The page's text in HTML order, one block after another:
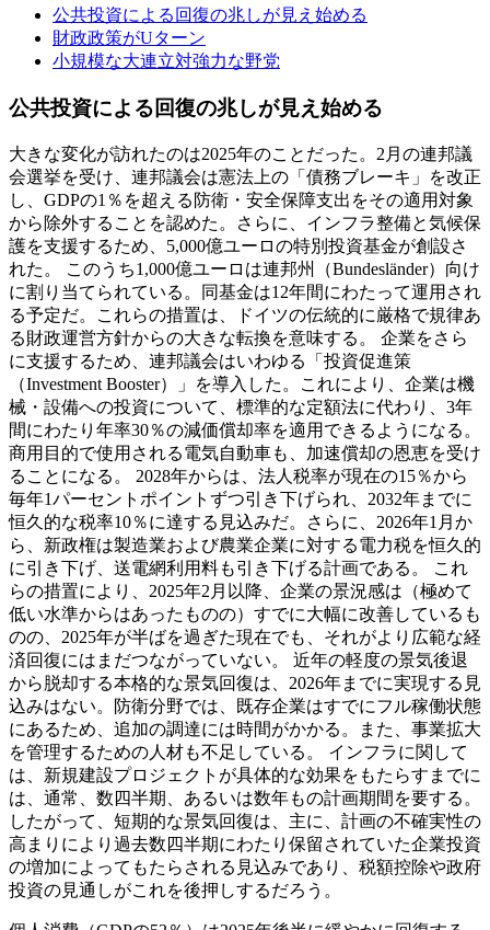
公共投資による回復の兆しが見え始める
財政政策がUターン
小規模な大連立対強力な野党
公共投資による回復の兆しが見え始める
大きな変化が訪れたのは2025年のことだった。2月の連邦議
会選挙を受け、連邦議会は憲法上の「債務ブレーキ」を改正
し、GDPの1％を超える防衛・安全保障支出をその適用対象
から除外することを認めた。さらに、インフラ整備と気候保
護を支援するため、5,000億ユーロの特別投資基金が創設さ
れた。 このうち1,000億ユーロは連邦州（Bundesländer）向け
に割り当てられている。同基金は12年間にわたって運用され
る予定だ。これらの措置は、ドイツの伝統的に厳格で規律あ
る財政運営方針からの大きな転換を意味する。 企業をさら
に支援するため、連邦議会はいわゆる「投資促進策
（Investment Booster）」を導入した。これにより、企業は機
械・設備への投資について、標準的な定額法に代わり、3年
間にわたり年率30％の減価償却率を適用できるようになる。
商用目的で使用される電気自動車も、加速償却の恩恵を受け
ることになる。 2028年からは、法人税率が現在の15％から
毎年1パーセントポイントずつ引き下げられ、2032年までに
恒久的な税率10％に達する見込みだ。さらに、2026年1月か
ら、新政権は製造業および農業企業に対する電力税を恒久的
に引き下げ、送電網利用料も引き下げる計画である。 これ
らの措置により、2025年2月以降、企業の景況感は（極めて
低い水準からはあったものの）すでに大幅に改善しているも
のの、2025年が半ばを過ぎた現在でも、それがより広範な経
済回復にはまだつながっていない。 近年の軽度の景気後退
から脱却する本格的な景気回復は、2026年までに実現する見
込みはない。防衛分野では、既存企業はすでにフル稼働状態
にあるため、追加の調達には時間がかかる。また、事業拡大
を管理するための人材も不足している。 インフラに関して
は、新規建設プロジェクトが具体的な効果をもたらすまでに
は、通常、数四半期、あるいは数年もの計画期間を要する。
したがって、短期的な景気回復は、主に、計画の不確実性の
高まりにより過去数四半期にわたり保留されていた企業投資
の増加によってもたらされる見込みであり、税額控除や政府
投資の見通しがこれを後押しするだろう。